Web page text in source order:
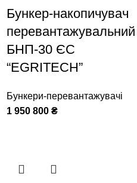
Бункер-накопичувач
перевантажувальний
БНП-30 ЄС
“EGRITECH”
Бункери-перевантажувачі
1 950 800 ₴